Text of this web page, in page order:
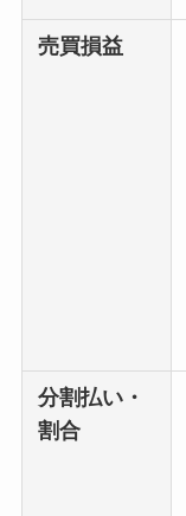
売買損益
分割払い・
割合